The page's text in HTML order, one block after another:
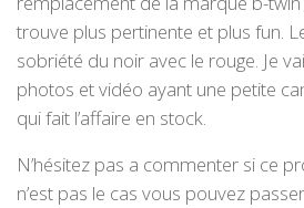
trouve plus pertinente et plus fun.
sobriété du noir avec le rouge. Je
photos et vidéo ayant une petite
qui fait l’affaire en stock.
N’hésitez pas a commenter si ce
n’est pas le cas vous pouvez